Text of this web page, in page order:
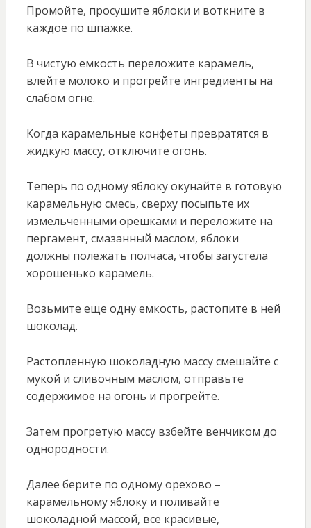
Промойте, просушите яблоки и воткните в
каждое по шпажке.
В чистую емкость переложите карамель,
влейте молоко и прогрейте ингредиенты на
слабом огне.
Когда карамельные конфеты превратятся в
жидкую массу, отключите огонь.
Теперь по одному яблоку окунайте в готовую
карамельную смесь, сверху посыпьте их
измельченными орешками и переложите на
пергамент, смазанный маслом, яблоки
должны полежать полчаса, чтобы загустела
хорошенько карамель.
Возьмите еще одну емкость, растопите в ней
шоколад.
Растопленную шоколадную массу смешайте с
мукой и сливочным маслом, отправьте
содержимое на огонь и прогрейте.
Затем прогретую массу взбейте венчиком до
однородности.
Далее берите по одному орехово –
карамельному яблоку и поливайте
шоколадной массой, все красивые,